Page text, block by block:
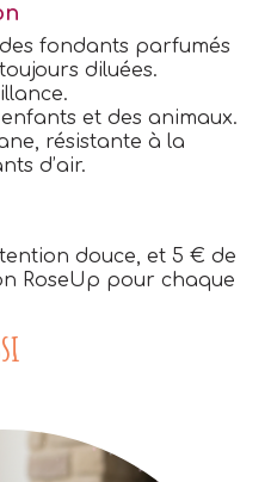
fondants parfumés
diluées.
et des animaux.
résistante à la
d’air.
douce, et 5 € de
RoseUp pour chaque